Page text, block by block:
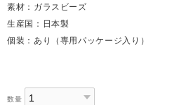
素材：ガラスビーズ
生産国：日本製
個装：あり（専用パッケージ入り）
数量